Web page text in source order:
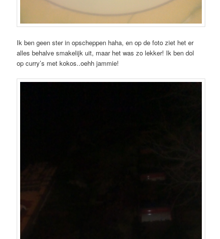
Ik ben geen ster in opscheppen haha, en op de foto ziet het er
alles behalve smakelijk uit, maar het was zo lekker! Ik ben dol
op curry’s met kokos..oehh jammie!